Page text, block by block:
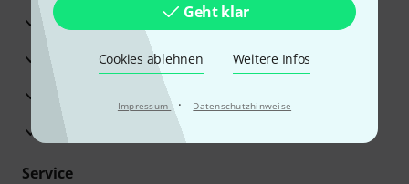
Geht klar
Cookies ablehnen Weitere Infos
Impressum · Datenschutzhinweise
Reparaturservice
Beratung durch Fachexperten
Zufriedenheitsgarantie
Europas größtes Versandlager
Service